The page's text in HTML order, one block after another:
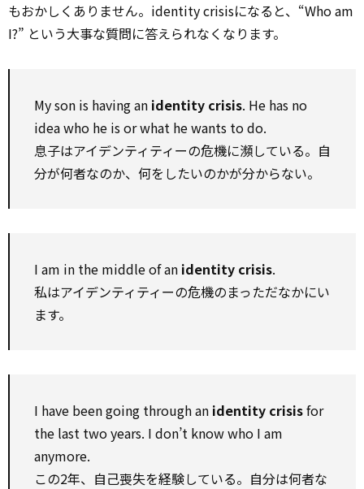
もおかしくありません。identity crisisになると、“Who am
I?” という大事な質問に答えられなくなります。
My son is having an identity crisis. He has no
idea who he is or what he wants to do.
息子はアイデンティティーの危機に瀕している。自
分が何者なのか、何をしたいのかが分からない。
I am in the middle of an identity crisis.
私はアイデンティティーの危機のまっただなかにい
ます。
I have been going through an identity crisisfor
the last two years. I don’t know who I am
anymore.
この2年、自己喪失を経験している。自分は何者な